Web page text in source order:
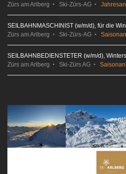
Zürs am Arlberg
Ski-Zürs-AG
SEILBAHNMASCHINIST (w/m/d), für die
Zürs am Arlberg
Ski-Zürs-AG
SEILBAHNBEDIENSTETER (w/m/d),
Zürs am Arlberg
Ski-Zürs AG